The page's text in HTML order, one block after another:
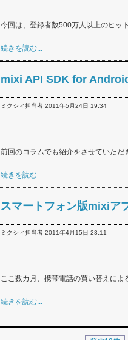
今回は、登録者数500万人以上のヒッ
続きを読む...
mixi API SDK for
ミクシィ担当者 2011年5月24日 19:34
前回のコラムでも紹介をさせていた
続きを読む...
スマートフォン版mixiア
ミクシィ担当者 2011年4月15日 23:11
ここ数カ月、携帯電話の買い替えに
続きを読む...